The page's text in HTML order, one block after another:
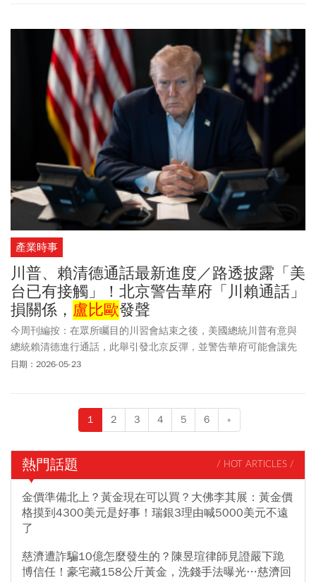
產業時事
川普、賴清德通話最新進度／路透披露「美
台已有接觸」！北京警告華府「川賴通話」
損關係， 盧比歐發聲
今周刊編按：在眾所矚目的川習會結束之後，美國總統川普有意與
總統賴清德進行通話，此舉引發北京反彈，並警告華府可能會讓先
前國是訪問所取得的共識付諸流水。根據路透社報導指出，美國、
約時報報導，上一次雙方領導人通話是在2016年，前總統蔡英文祝
賀川普贏得總統大選。關於外界傳出美國將暫緩高達140億美元的對
日期：2026-05-23
1 2 3 4 5 6 »
熱門話題 / HOT ARTICLES /
金價準備北上？黃金現在可以買？大佛李其展：黃金價
格摸到4300美元是好事！瑞銀3理由喊5000美元不遠
了
慈濟遭詐騙10億怎麼發生的？陳昱瑄律師見證嚴下跪
博信任！豪宅藏158公斤黃金，洗錢手法曝光…慈濟回